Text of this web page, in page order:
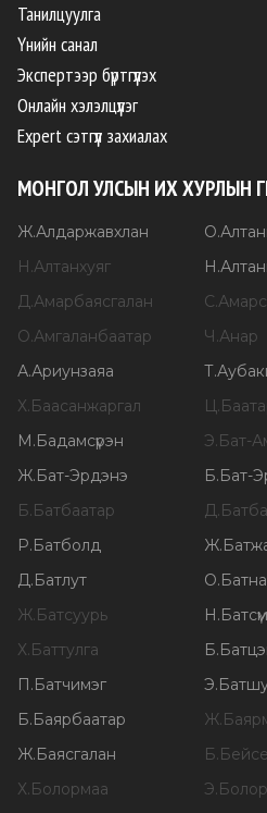
Танилцуулга
Үнийн санал
Экспертээр бүртгүүлэх
Онлайн хэлэлцүүлэг
Expert сэтгүүл захиалах
МОНГОЛ УЛСЫН ИХ ХУРЛЫН
Ж.Алдаржавхлан О.
Н.Алтанхуяг Н.
Д.Амарбаясгалан С.
О.Амгаланбаатар Ч.Анар
А.Ариунзаяа Т.
Х.Баасанжаргал Ц.
М.Бадамсүрэн Э.Бат-
Ж.Бат-Эрдэнэ Б.Бат-
Б.Батбаатар Д.
Р.Батболд Ж.
Д.Батлут О.
Ж.Батсуурь Н.
Х.Баттулга Б.
П.Батчимэг Э.
Б.Баярбаатар Ж.
Ж.Баясгалан Б.
Х.Болормаа Э.